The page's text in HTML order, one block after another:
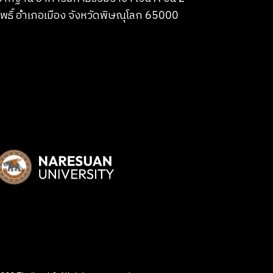
ธิ์ อำเภอเมือง จังหวัดพิษณุโลก 65000